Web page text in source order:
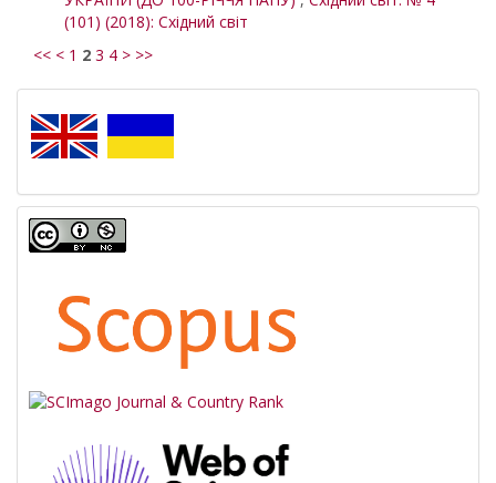
(101) (2018): Східний світ
<< < 1 2 3 4 > >>